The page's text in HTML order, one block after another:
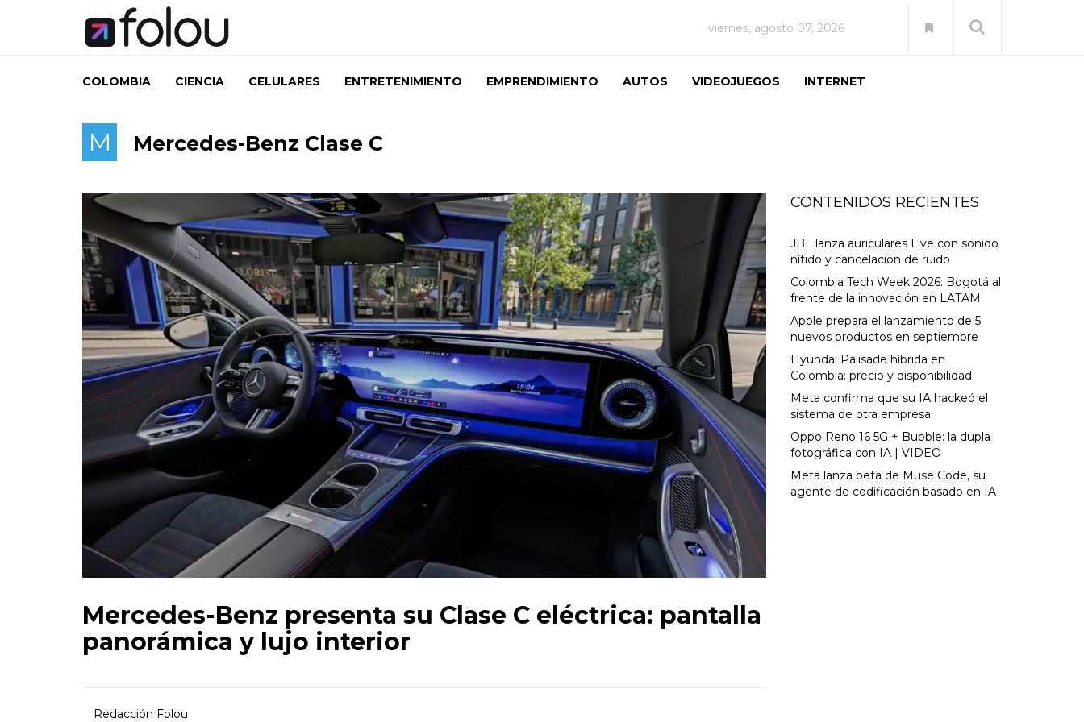
viernes, agosto 07, 2026
COLOMBIA CIENCIA CELULARES ENTRETENIMIENTO EMPRENDIMIENTO AUTOS VIDEOJUEGOS INTERNET
M Mercedes-Benz Clase C
Mercedes-Benz presenta su Clase C eléctrica: pantalla
panorámica y lujo interior
Redacción Folou
CONTENIDOS RECIENTES
JBL lanza auriculares Live con sonido
nítido y cancelación de ruido
Colombia Tech Week 2026: Bogotá al
frente de la innovación en LATAM
Apple prepara el lanzamiento de 5
nuevos productos en septiembre
Hyundai Palisade híbrida en
Colombia: precio y disponibilidad
Meta confirma que su IA hackeó el
sistema de otra empresa
Oppo Reno 16 5G + Bubble: la dupla
fotográfica con IA | VIDEO
Meta lanza beta de Muse Code, su
agente de codificación basado en IA